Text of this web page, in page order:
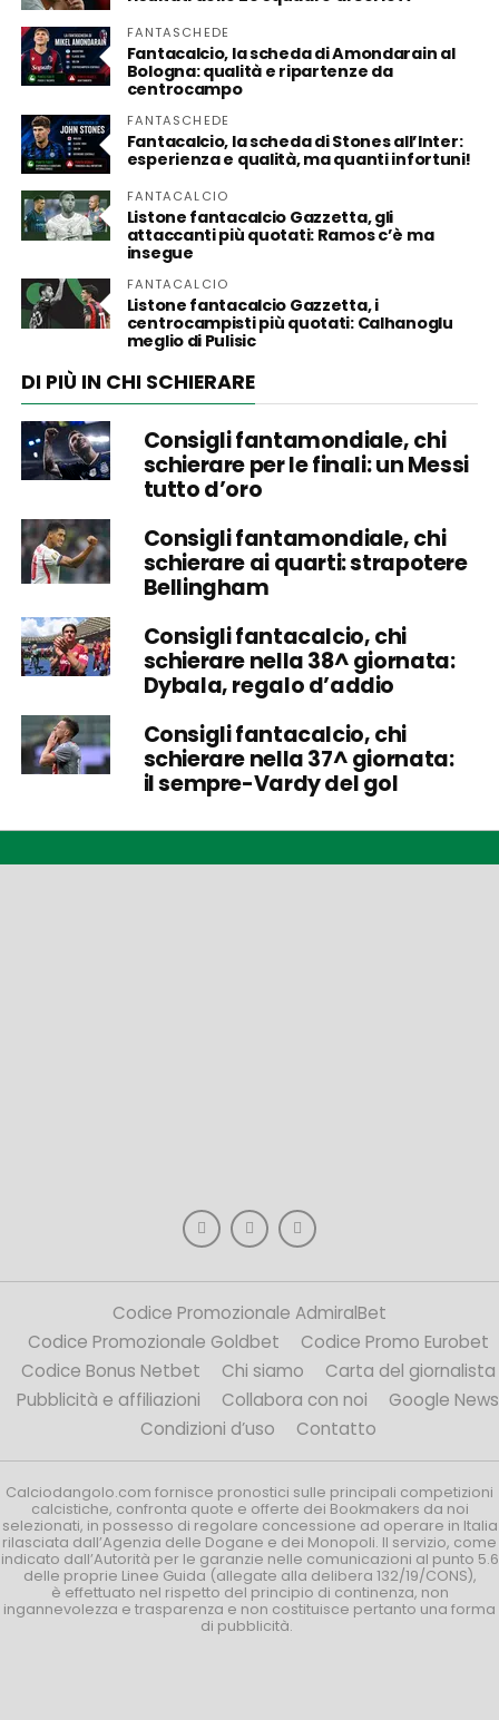
FANTASCHEDE
Fantacalcio, la scheda di Amondarain al
Bologna: qualità e ripartenze da
centrocampo
FANTASCHEDE
Fantacalcio, la scheda di Stones all’Inter:
esperienza e qualità, ma quanti infortuni!
FANTACALCIO
Listone fantacalcio Gazzetta, gli
attaccanti più quotati: Ramos c’è ma
insegue
FANTACALCIO
Listone fantacalcio Gazzetta, i
centrocampisti più quotati: Calhanoglu
meglio di Pulisic
DI PIÙ IN CHI SCHIERARE
Consigli fantamondiale, chi
schierare per le finali: un Messi
tutto d’oro
Consigli fantamondiale, chi
schierare ai quarti: strapotere
Bellingham
Consigli fantacalcio, chi
schierare nella 38^ giornata:
Dybala, regalo d’addio
Consigli fantacalcio, chi
schierare nella 37^ giornata:
il sempre-Vardy del gol
Codice Promozionale AdmiralBet
Codice Promozionale Goldbet
Codice Promo Eurobet
Codice Bonus Netbet
Chi siamo
Carta del giornalista
Pubblicità e affiliazioni
Collabora con noi
Google News
Condizioni d’uso
Contatto
Calciodangolo.com fornisce pronostici sulle principali competizioni
calcistiche, confronta quote e offerte dei Bookmakers da noi
selezionati, in possesso di regolare concessione ad operare in Italia
rilasciata dall’Agenzia delle Dogane e dei Monopoli. Il servizio, come
indicato dall’Autorità per le garanzie nelle comunicazioni al punto 5.6
delle proprie Linee Guida (allegate alla delibera 132/19/CONS),
è effettuato nel rispetto del principio di continenza, non
ingannevolezza e trasparenza e non costituisce pertanto una forma
di pubblicità.